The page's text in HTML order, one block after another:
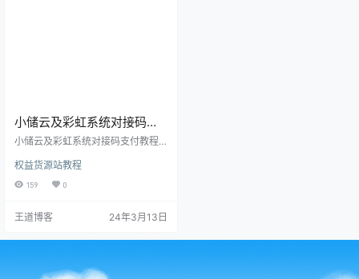
小储云及彩虹系统对接码支
付教程视频
小储云及彩虹系统对接码支付教程
因为最近有太多新手小白不会操
作，连基本的界面都看不懂。 大佬
权益货源站教程
159 0
王道博客 24年3月13日